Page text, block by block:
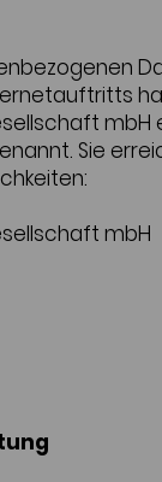
mbH
Sie
mbH